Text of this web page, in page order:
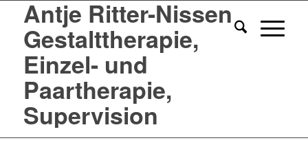
Antje Ritter-Nissen
Gestalttherapie,
Einzel- und
Paartherapie,
Supervision